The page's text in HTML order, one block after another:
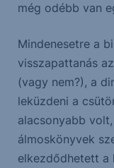
még odébb van
Mindenesetre a
visszapattanás
(vagy nem?), a
leküzdeni a
alacsonyabb
álmoskönyvek
elkezdődhetett a